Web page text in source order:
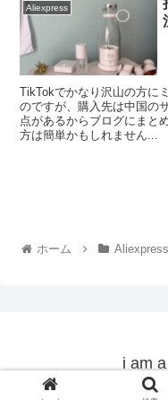
Aliexpress
TikTokでかなり沢山の方に
のですが、購入先は中国の
点があるからブログにまと
方は簡単かもしれません...
ホーム Aliexpress
i am
© 2020 i